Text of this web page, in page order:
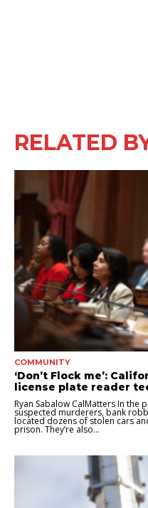
RELATED
COMMUNITY
‘Don’t Flock me’:
license plate reader
Ryan Sabalow CalMatters In the
suspected murderers, bank
located dozens of stolen cars
prison. They’re also...